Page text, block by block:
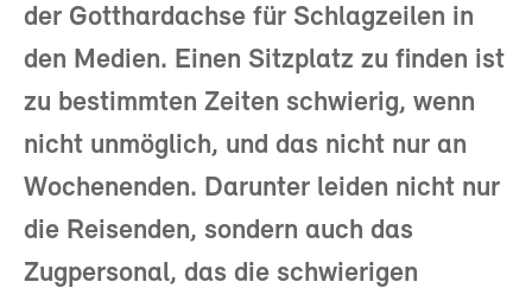
der Gotthardachse für Schlagzeilen in
den Medien. Einen Sitzplatz zu finden ist
zu bestimmten Zeiten schwierig, wenn
nicht unmöglich, und das nicht nur an
Wochenenden. Darunter leiden nicht nur
die Reisenden, sondern auch das
Zugpersonal, das die schwierigen